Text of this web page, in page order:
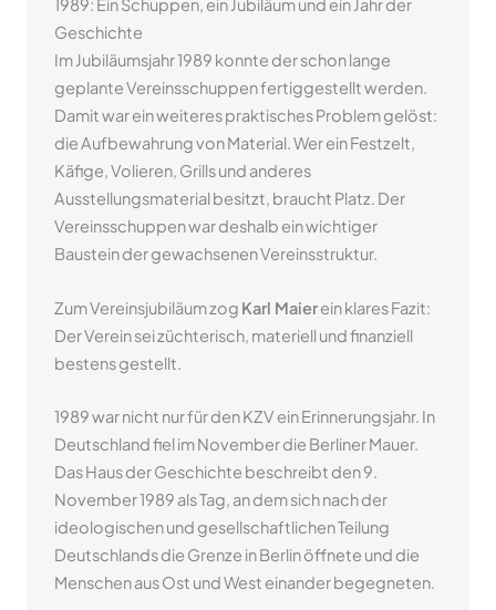
1989: Ein Schuppen, ein Jubiläum und ein Jahr der
Geschichte
Im Jubiläumsjahr 1989 konnte der schon lange
geplante Vereinsschuppen fertiggestellt werden.
Damit war ein weiteres praktisches Problem gelöst:
die Aufbewahrung von Material. Wer ein Festzelt,
Käfige, Volieren, Grills und anderes
Ausstellungsmaterial besitzt, braucht Platz. Der
Vereinsschuppen war deshalb ein wichtiger
Baustein der gewachsenen Vereinsstruktur.
Zum Vereinsjubiläum zog Karl Maierein klares Fazit:
Der Verein sei züchterisch, materiell und finanziell
bestens gestellt.
1989 war nicht nur für den KZV ein Erinnerungsjahr. In
Deutschland fiel im November die Berliner Mauer.
Das Haus der Geschichte beschreibt den 9.
November 1989 als Tag, an dem sich nach der
ideologischen und gesellschaftlichen Teilung
Deutschlands die Grenze in Berlin öffnete und die
Menschen aus Ost und West einander begegneten.